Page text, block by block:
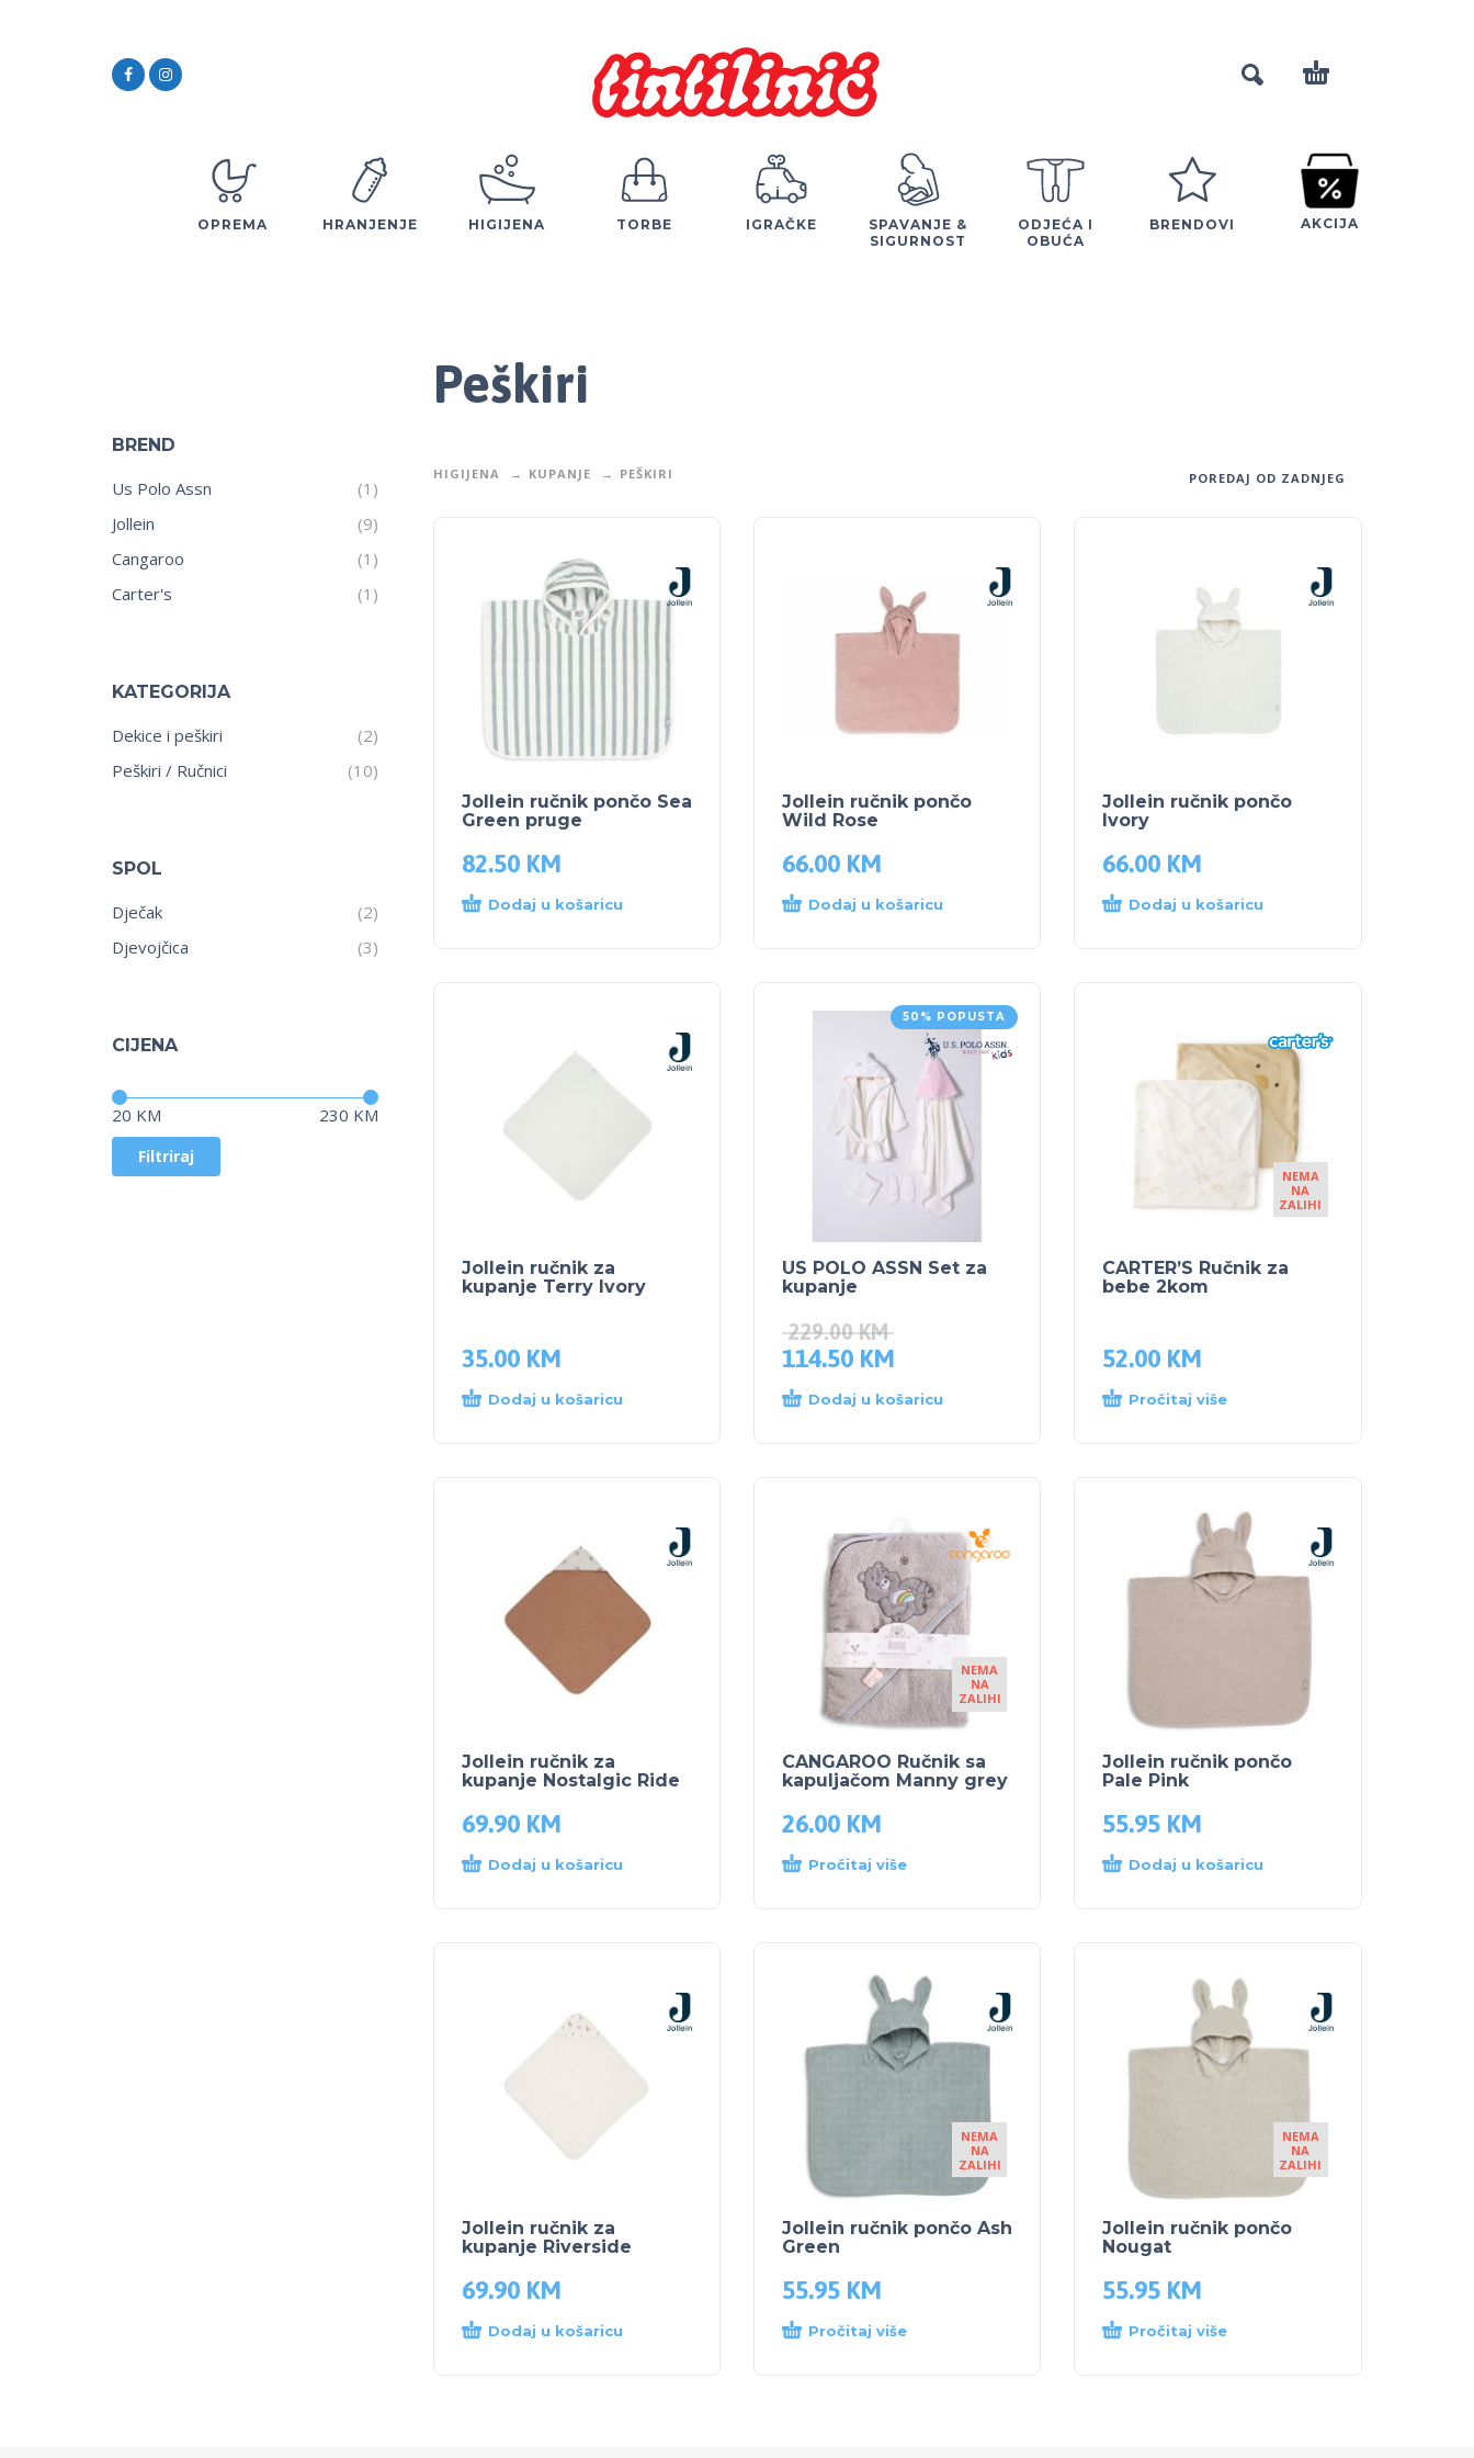
OPREMA HRANJENJE HIGIJENA TORBE IGRAČKE
SPAVANJE &
SIGURNOST
ODJEĆA I
OBUĆA
BRENDOVI AKCIJA
BREND
Us Polo Assn
(1)
Jollein
(9)
Cangaroo
(1)
Carter's
(1)
KATEGORIJA
Dekice i peškiri
(2)
Peškiri / Ručnici
(10)
SPOL
Dječak
(2)
Djevojčica
(3)
CIJENA
Filtriraj
20 KM 230 KM
Peškiri
HIGIJENA KUPANJE PEŠKIRI POREDAJ OD ZADNJEG
Jollein ručnik pončo Sea
Green pruge
82.50 KM
Dodaj u košaricu
Jollein ručnik pončo
Wild Rose
66.00 KM
Dodaj u košaricu
Jollein ručnik pončo
Ivory
66.00 KM
Dodaj u košaricu
Jollein ručnik za
kupanje Terry Ivory
35.00 KM
Dodaj u košaricu
50% POPUSTA
US POLO ASSN Set za
kupanje
229.00KM
114.50 KM
Dodaj u košaricu
NEMA
NA
ZALIHI
CARTER’S Ručnik za
bebe 2kom
52.00 KM
Pročitaj više
Jollein ručnik za
kupanje Nostalgic Ride
69.90 KM
Dodaj u košaricu
NEMA
NA
ZALIHI
CANGAROO Ručnik sa
kapuljačom Manny grey
26.00 KM
Pročitaj više
Jollein ručnik pončo
Pale Pink
55.95 KM
Dodaj u košaricu
Jollein ručnik za
kupanje Riverside
69.90 KM
Dodaj u košaricu
NEMA
NA
ZALIHI
Jollein ručnik pončo Ash
Green
55.95 KM
Pročitaj više
NEMA
NA
ZALIHI
Jollein ručnik pončo
Nougat
55.95 KM
Pročitaj više